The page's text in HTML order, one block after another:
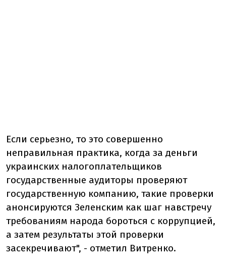
Если серьезно, то это совершенно
неправильная практика, когда за деньги
украинских налогоплательщиков
государственные аудиторы проверяют
государственную компанию, такие проверки
анонсируются Зеленским как шаг навстречу
требованиям народа бороться с коррупцией,
а затем результаты этой проверки
засекречивают", - отметил Витренко.